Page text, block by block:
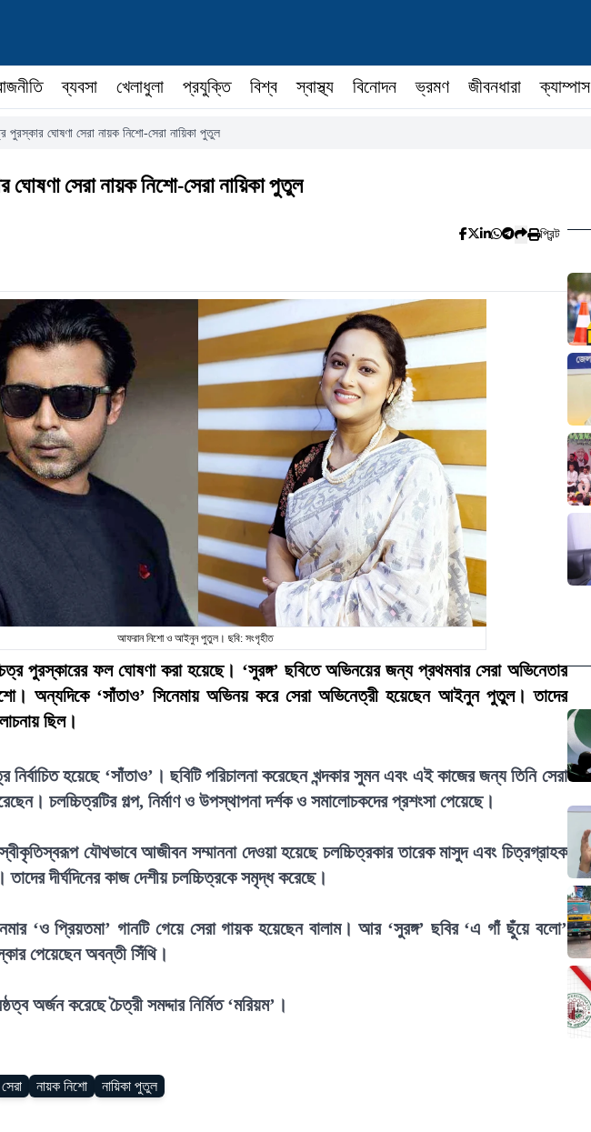
ব্যবসা খেলাধুলা প্রযুক্তি বিশ্ব স্বাস্থ্য বিনোদন ভ্রমণ জীবনধারা ক্যাম্পাস
পুরস্কার ঘোষণা সেরা নায়ক নিশো-সেরা নায়িকা পুতুল
ঘোষণা সেরা নায়ক নিশো-সেরা নায়িকা পুতুল
প্রিন্ট
আফরান নিশো ও আইনুন পুতুল। ছবি: সংগৃহীত
পুরস্কারের ফল ঘোষণা করা হয়েছে। ‘সুরঙ্গ’ ছবিতে অভিনয়ের জন্য প্রথমবার সেরা অভিনেতার
অন্যদিকে ‘সাঁতাও’ সিনেমায় অভিনয় করে সেরা অভিনেত্রী হয়েছেন আইনুন পুতুল। তাদের
ছিল।
হয়েছে ‘সাঁতাও’। ছবিটি পরিচালনা করেছেন খন্দকার সুমন এবং এই কাজের জন্য তিনি সেরা
চলচ্চিত্রটির গল্প, নির্মাণ ও উপস্থাপনা দর্শক ও সমালোচকদের প্রশংসা পেয়েছে।
যৌথভাবে আজীবন সম্মাননা দেওয়া হয়েছে চলচ্চিত্রকার তারেক মাসুদ এবং চিত্রগ্রাহক
দীর্ঘদিনের কাজ দেশীয় চলচ্চিত্রকে সমৃদ্ধ করেছে।
‘ও প্রিয়তমা’ গানটি গেয়ে সেরা গায়ক হয়েছেন বালাম। আর ‘সুরঙ্গ’ ছবির ‘এ গাঁ ছুঁয়ে বলো’
পেয়েছেন অবন্তী সিঁথি।
অর্জন করেছে চৈত্রী সমদ্দার নির্মিত ‘মরিয়ম’।
সেরা নায়ক নিশো নায়িকা পুতুল